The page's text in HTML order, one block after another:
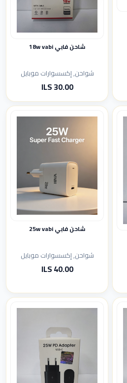
شاحن فابي 18w vabi
شواحن, إكسسوارات موبايل
30.00 ILS
شاحن فابي 25w vabi
شواحن, إكسسوارات موبايل
40.00 ILS